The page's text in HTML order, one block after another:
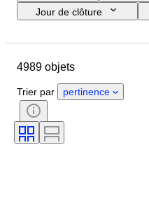
Jour de clôture
Thème
Couleur
Édition
4989 objets
Trier par pertinence